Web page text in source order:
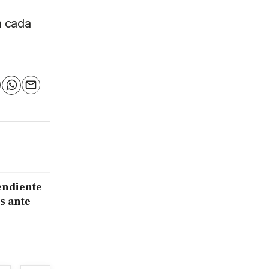
cada
WhatsApp
Email
ante